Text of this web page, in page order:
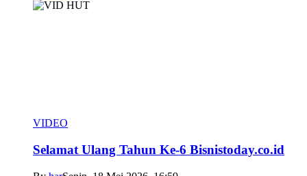
VIDEO
Selamat Ulang Tahun Ke-6 Bisnistoday.co.id